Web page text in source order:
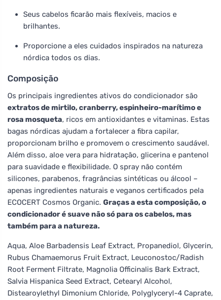
Seus cabelos ficarão mais flexíveis, macios e
brilhantes.
Proporcione a eles cuidados inspirados na natureza
nórdica todos os dias.
Composição
Os principais ingredientes ativos do condicionador são
extratos de mirtilo, cranberry, espinheiro-marítimo e
rosa mosqueta, ricos em antioxidantes e vitaminas. Estas
bagas nórdicas ajudam a fortalecer a fibra capilar,
proporcionam brilho e promovem o crescimento saudável.
Além disso, aloe vera para hidratação, glicerina e pantenol
para suavidade e flexibilidade. O spray não contém
silicones, parabenos, fragrâncias sintéticas ou álcool –
apenas ingredientes naturais e veganos certificados pela
ECOCERT Cosmos Organic. Graças a esta composição, o
condicionador é suave não só para os cabelos, mas
também para a natureza.
Aqua, Aloe Barbadensis Leaf Extract, Propanediol, Glycerin,
Rubus Chamaemorus Fruit Extract, Leuconostoc/Radish
Root Ferment Filtrate, Magnolia Officinalis Bark Extract,
Salvia Hispanica Seed Extract, Cetearyl Alcohol,
Distearoylethyl Dimonium Chloride, Polyglyceryl-4 Caprate,